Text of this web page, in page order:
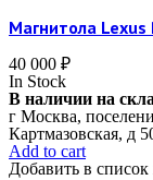
Магнитола Lexus
40 000 ₽
In Stock
В наличии на
г Москва,
Картмазовская, д
Add to cart
Добавить в